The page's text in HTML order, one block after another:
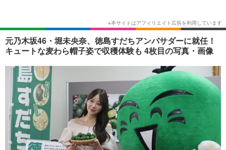
ショッピング その他
元乃木坂46・堀未央奈、徳島すだちアンバサダーに就任！
キュートな麦わら帽子姿で収穫体験も 4枚目の写真・画像